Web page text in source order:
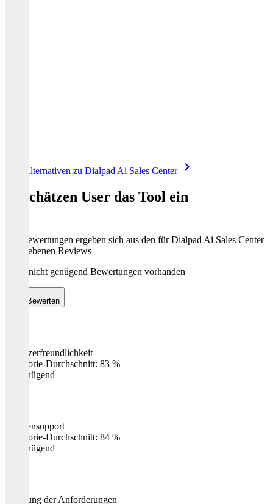
Alle Alternativen zu Dialpad Ai Sales Center
So schätzen User das Tool ein
Die Bewertungen ergeben sich aus den für Dialpad Ai Sales Center
abgegebenen Reviews
Noch nicht genügend Bewertungen vorhanden
Bewerten
Benutzerfreundlichkeit
Kategorie-Durchschnitt: 83 %
Ungenügend
Kundensupport
Kategorie-Durchschnitt: 84 %
Ungenügend
Erfüllung der Anforderungen